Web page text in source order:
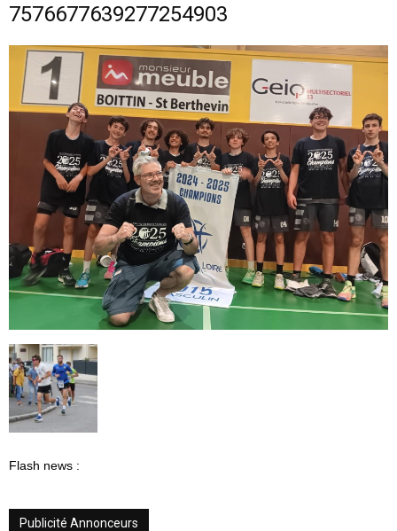
7576677639277254903
Flash news :
Publicité Annonceurs